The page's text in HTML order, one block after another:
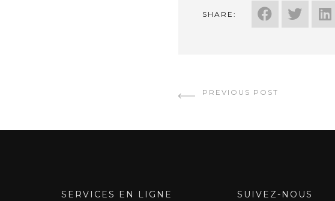
SHARE:
PREVIOUS POST
SERVICES EN LIGNE SUIVEZ-NOUS